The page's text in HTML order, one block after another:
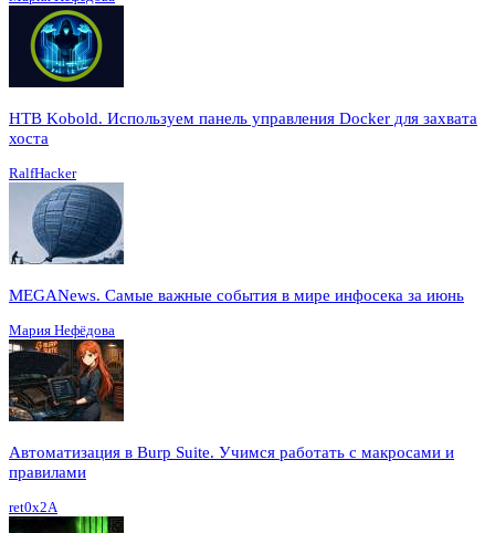
HTB Kobold. Используем панель управления Docker для захвата
хоста
RalfHacker
MEGANews. Cамые важные события в мире инфосека за июнь
Мария Нефёдова
Автоматизация в Burp Suite. Учимся работать с макросами и
правилами
ret0x2A